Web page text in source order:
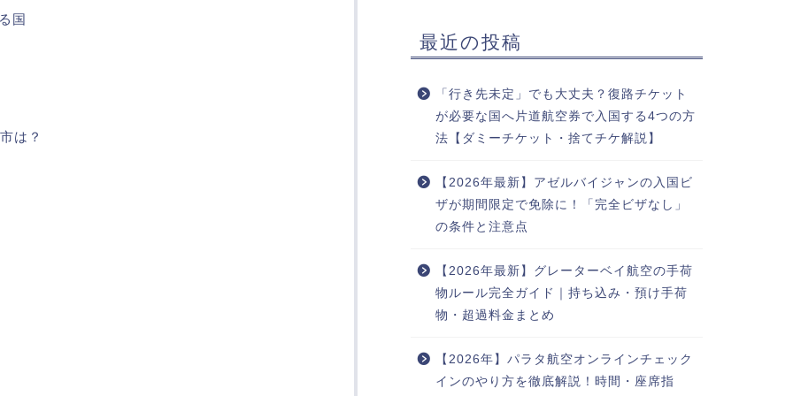
国
は？
最近の投稿
「行き先未定」でも大丈夫？復路チケット
が必要な国へ片道航空券で入国する4つの方
法【ダミーチケット・捨てチケ解説】
【2026年最新】アゼルバイジャンの入国ビ
ザが期間限定で免除に！「完全ビザなし」
の条件と注意点
【2026年最新】グレーターベイ航空の手荷
物ルール完全ガイド｜持ち込み・預け手荷
物・超過料金まとめ
【2026年】パラタ航空オンラインチェック
インのやり方を徹底解説！時間・座席指